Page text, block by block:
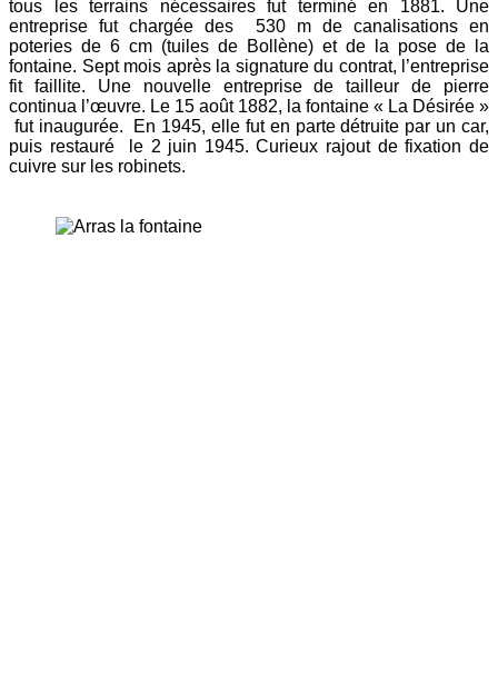
tous les terrains nécessaires fut terminé en 1881. Une
entreprise fut chargée des 530 m de canalisations en
poteries de 6 cm (tuiles de Bollène) et de la pose de la
fontaine. Sept mois après la signature du contrat, l’entreprise
fit faillite. Une nouvelle entreprise de tailleur de pierre
continua l’œuvre. Le 15 août 1882, la fontaine « La Désirée »
fut inaugurée. En 1945, elle fut en parte détruite par un car,
puis restauré le 2 juin 1945. Curieux rajout de fixation de
cuivre sur les robinets.